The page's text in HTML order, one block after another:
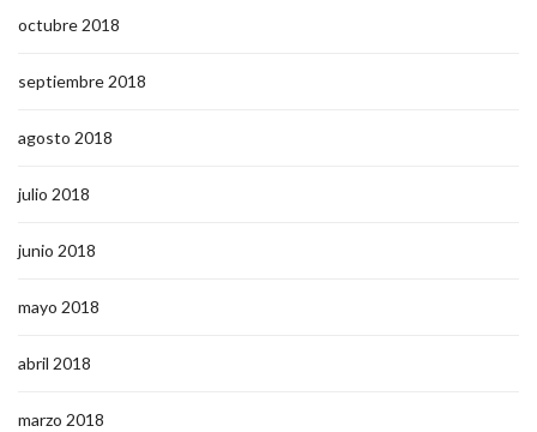
octubre 2018
septiembre 2018
agosto 2018
julio 2018
junio 2018
mayo 2018
abril 2018
marzo 2018